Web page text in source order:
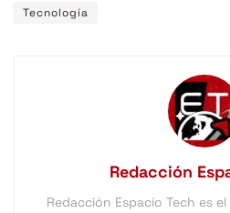
Tecnología
Redacción
Redacción Espacio Tech es